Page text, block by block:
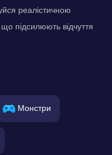
реалістичною
підсилюють відчуття
Монстри